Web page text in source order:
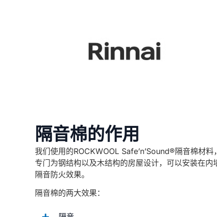
隔音棉的作用
我们使用的ROCKWOOL Safe’n’Sound®隔音棉材
专门为钢结构以及木结构的房屋设计，可以安装在
隔音防火效果。
隔音棉的两大效果：